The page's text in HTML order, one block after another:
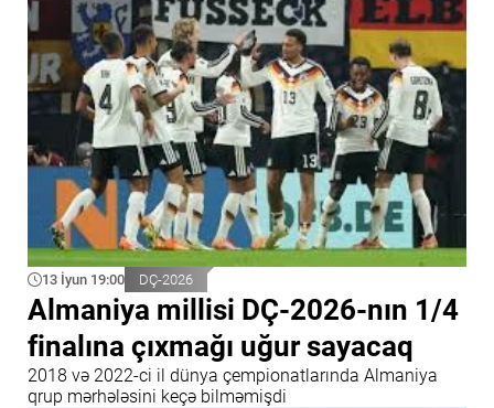
13 İyun 19:00 DÇ-2026
Almaniya millisi DÇ-2026-nın 1/4
finalına çıxmağı uğur sayacaq
2018 və 2022-ci il dünya çempionatlarında Almaniya
qrup mərhələsini keçə bilməmişdi